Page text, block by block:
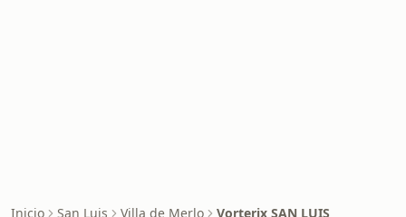
Inicio San Luis Villa de Merlo Vorterix SAN LUIS